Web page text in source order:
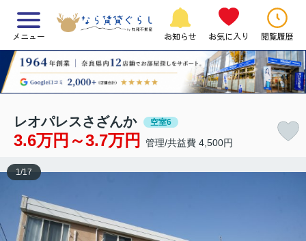
メニュー お知らせ お気に入り 閲覧履歴
レオパレスさざんか 空室6
3.6万円～3.7万円 管理/共益費 4,500円
1/17